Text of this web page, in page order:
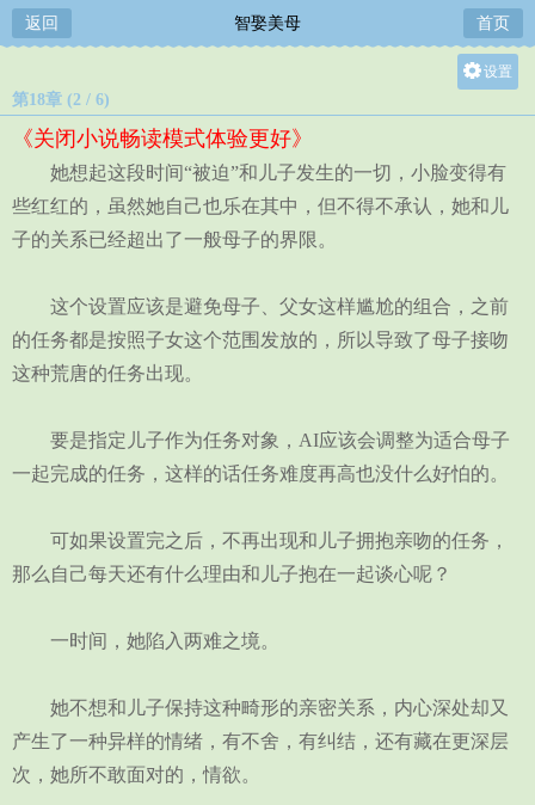
返回 智娶美母 首页
设置
中
小
第18章 (2 / 6)
《关闭小说畅读模式体验更好》
她想起这段时间“被迫”和儿子发生的一切，小脸变得有
些红红的，虽然她自己也乐在其中，但不得不承认，她和儿
子的关系已经超出了一般母子的界限。
这个设置应该是避免母子、父女这样尴尬的组合，之前
的任务都是按照子女这个范围发放的，所以导致了母子接吻
这种荒唐的任务出现。
要是指定儿子作为任务对象，AI应该会调整为适合母子
一起完成的任务，这样的话任务难度再高也没什么好怕的。
可如果设置完之后，不再出现和儿子拥抱亲吻的任务，
那么自己每天还有什么理由和儿子抱在一起谈心呢？
一时间，她陷入两难之境。
她不想和儿子保持这种畸形的亲密关系，内心深处却又
产生了一种异样的情绪，有不舍，有纠结，还有藏在更深层
次，她所不敢面对的，情欲。